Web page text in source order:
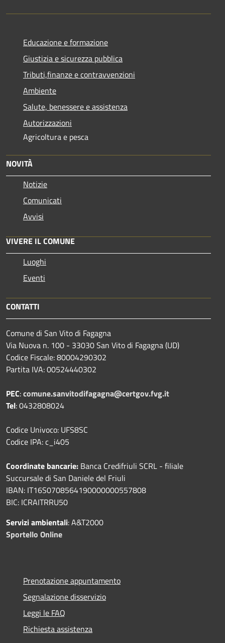
Educazione e formazione
Giustizia e sicurezza pubblica
Tributi,finanze e contravvenzioni
Ambiente
Salute, benessere e assistenza
Autorizzazioni
Agricoltura e pesca
NOVITÀ
Notizie
Comunicati
Avvisi
VIVERE IL COMUNE
Luoghi
Eventi
CONTATTI
Comune di San Vito di Fagagna
Via Nuova n. 100 - 33030 San Vito di Fagagna (UD)
Codice Fiscale: 80004290302
Partita IVA: 00524440302
PEC:comune.sanvitodifagagna@certgov.fvg.it
Tel: 0432808024
Codice Univoco: UFS8SC
Codice IPA: c_i405
Coordinate bancarie: Banca Credifriuli SCRL - filiale
Succursale di San Daniele del Friuli
IBAN: IT16S0708564190000000557808
BIC: ICRAITRRU50
Servizi ambientali: A&T2000
Sportello Online
Prenotazione appuntamento
Segnalazione disservizio
Leggi le FAQ
Richiesta assistenza